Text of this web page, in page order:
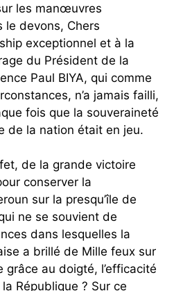
les manœuvres
le devons, Chers
exceptionnel et à la
du Président de la
Paul BIYA, qui comme
n’a jamais failli,
fois que la souveraineté
de la nation était en jeu.
de la grande victoire
conserver la
sur la presqu’île de
ne se souvient de
dans lesquelles la
a brillé de Mille feux sur
grâce au doigté, l’efficacité
République ? Sur ce